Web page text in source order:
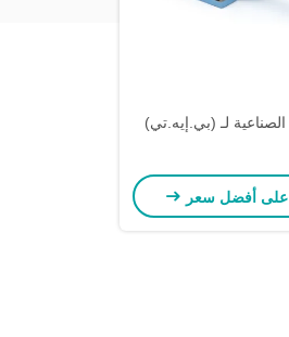
الصناعية لـ (بي.إيه.تي)
أفضل سعر